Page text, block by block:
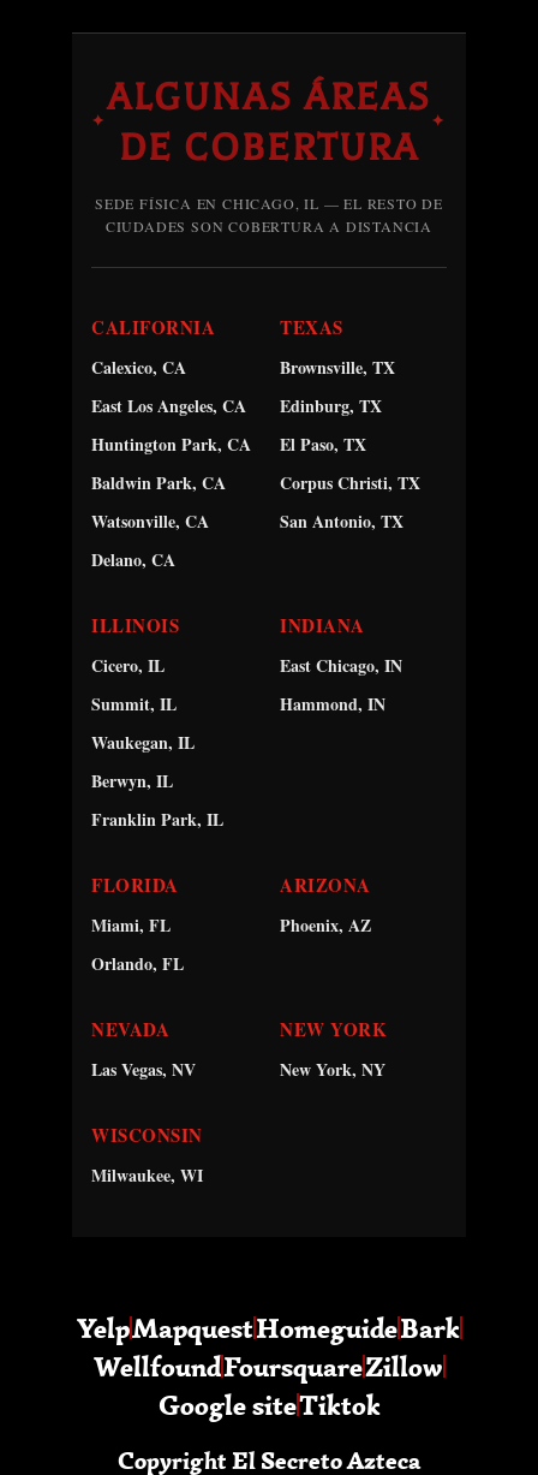
✦
ALGUNAS ÁREAS
DE COBERTURA
✦
SEDE FÍSICA EN CHICAGO, IL — EL RESTO DE
CIUDADES SON COBERTURA A DISTANCIA
CALIFORNIA
Calexico, CA
East Los Angeles, CA
Huntington Park, CA
Baldwin Park, CA
Watsonville, CA
Delano, CA
TEXAS
Brownsville, TX
Edinburg, TX
El Paso, TX
Corpus Christi, TX
San Antonio, TX
ILLINOIS
Cicero, IL
Summit, IL
Waukegan, IL
Berwyn, IL
Franklin Park, IL
INDIANA
East Chicago, IN
Hammond, IN
FLORIDA
Miami, FL
Orlando, FL
ARIZONA
Phoenix, AZ
NEVADA
Las Vegas, NV
NEW YORK
New York, NY
WISCONSIN
Milwaukee, WI
YelpMapquestHomeguideBark
WellfoundFoursquareZillow
Google siteTiktok
Copyright El Secreto Azteca